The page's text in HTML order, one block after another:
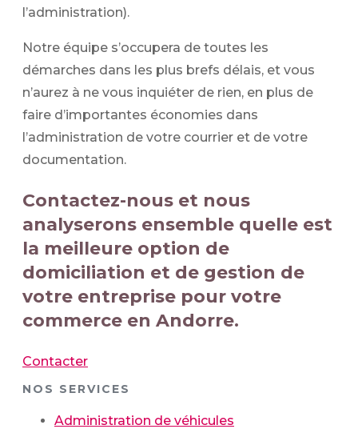
l’administration).
Notre équipe s’occupera de toutes les
démarches dans les plus brefs délais, et vous
n’aurez à ne vous inquiéter de rien, en plus de
faire d’importantes économies dans
l’administration de votre courrier et de votre
documentation.
Contactez-nous et nous
analyserons ensemble quelle est
la meilleure option de
domiciliation et de gestion de
votre entreprise pour votre
commerce en Andorre.
Contacter
NOS SERVICES
Administration de véhicules